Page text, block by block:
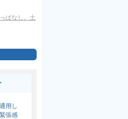
ぱなし。土
用し
張感